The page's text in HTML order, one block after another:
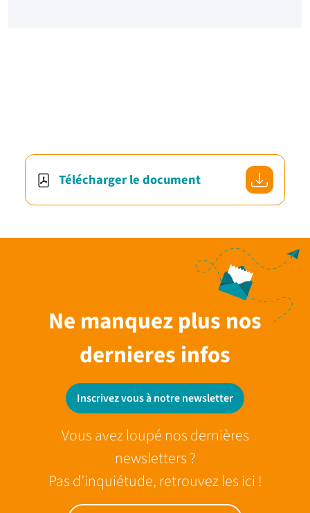
Télécharger le document
Ne manquez plus nos
dernieres infos
Inscrivez vous à notre newsletter
Vous avez loupé nos dernières
newsletters ?
Pas d’inquiétude, retrouvez les ici !